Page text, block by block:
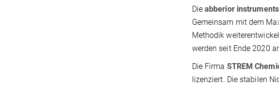
Die abberior instruments
Gemeinsam mit dem
Methodik
werden seit Ende 2020
Die Firma STREM
lizenziert. Die stabilen